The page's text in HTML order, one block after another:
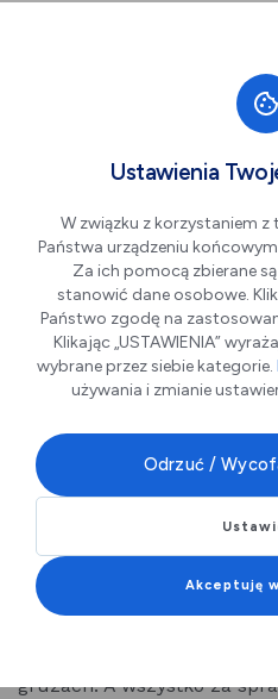
Spektakl
Minister Bertrand Guéraud
jeszcze bardziej rajcują go
By dorobić się fortuny,
notorycznie łamie prawo.
gruzach. A wszystko za
Ustawienia
W związku z korzystaniem
Państwa urządzeniu
Za ich pomocą zbierane
stanowić dane osobowe.
Państwo zgodę na
Klikając „USTAWIENIA”
wybrane przez siebie kategorie.
używania i zmianie
Odrzuć /
Akceptuję